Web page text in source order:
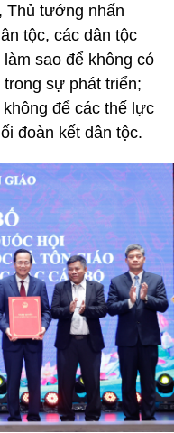
Thủ tướng nhấn
tộc, các dân tộc
sao để không có
sự phát triển;
để các thế lực
đoàn kết dân tộc.